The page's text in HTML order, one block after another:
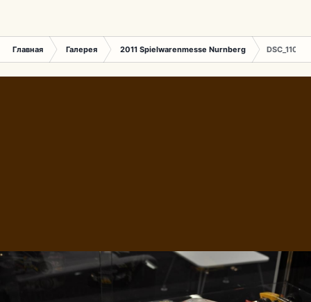
Главная Галерея 2011 Spielwarenmesse Nurnberg DSC_1100